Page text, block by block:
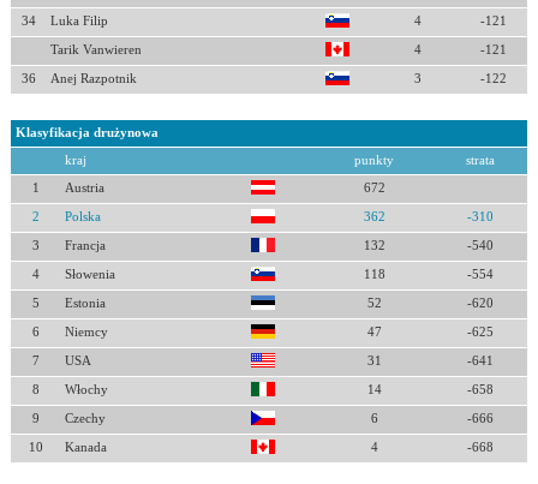
34 Luka Filip 4 -121
Tarik Vanwieren 4 -121
36 Anej Razpotnik 3 -122
Klasyfikacja drużynowa
kraj punkty strata
1 Austria 672
2 Polska 362 -310
3 Francja 132 -540
4 Słowenia 118 -554
5 Estonia 52 -620
6 Niemcy 47 -625
7 USA 31 -641
8 Włochy 14 -658
9 Czechy 6 -666
10 Kanada 4 -668